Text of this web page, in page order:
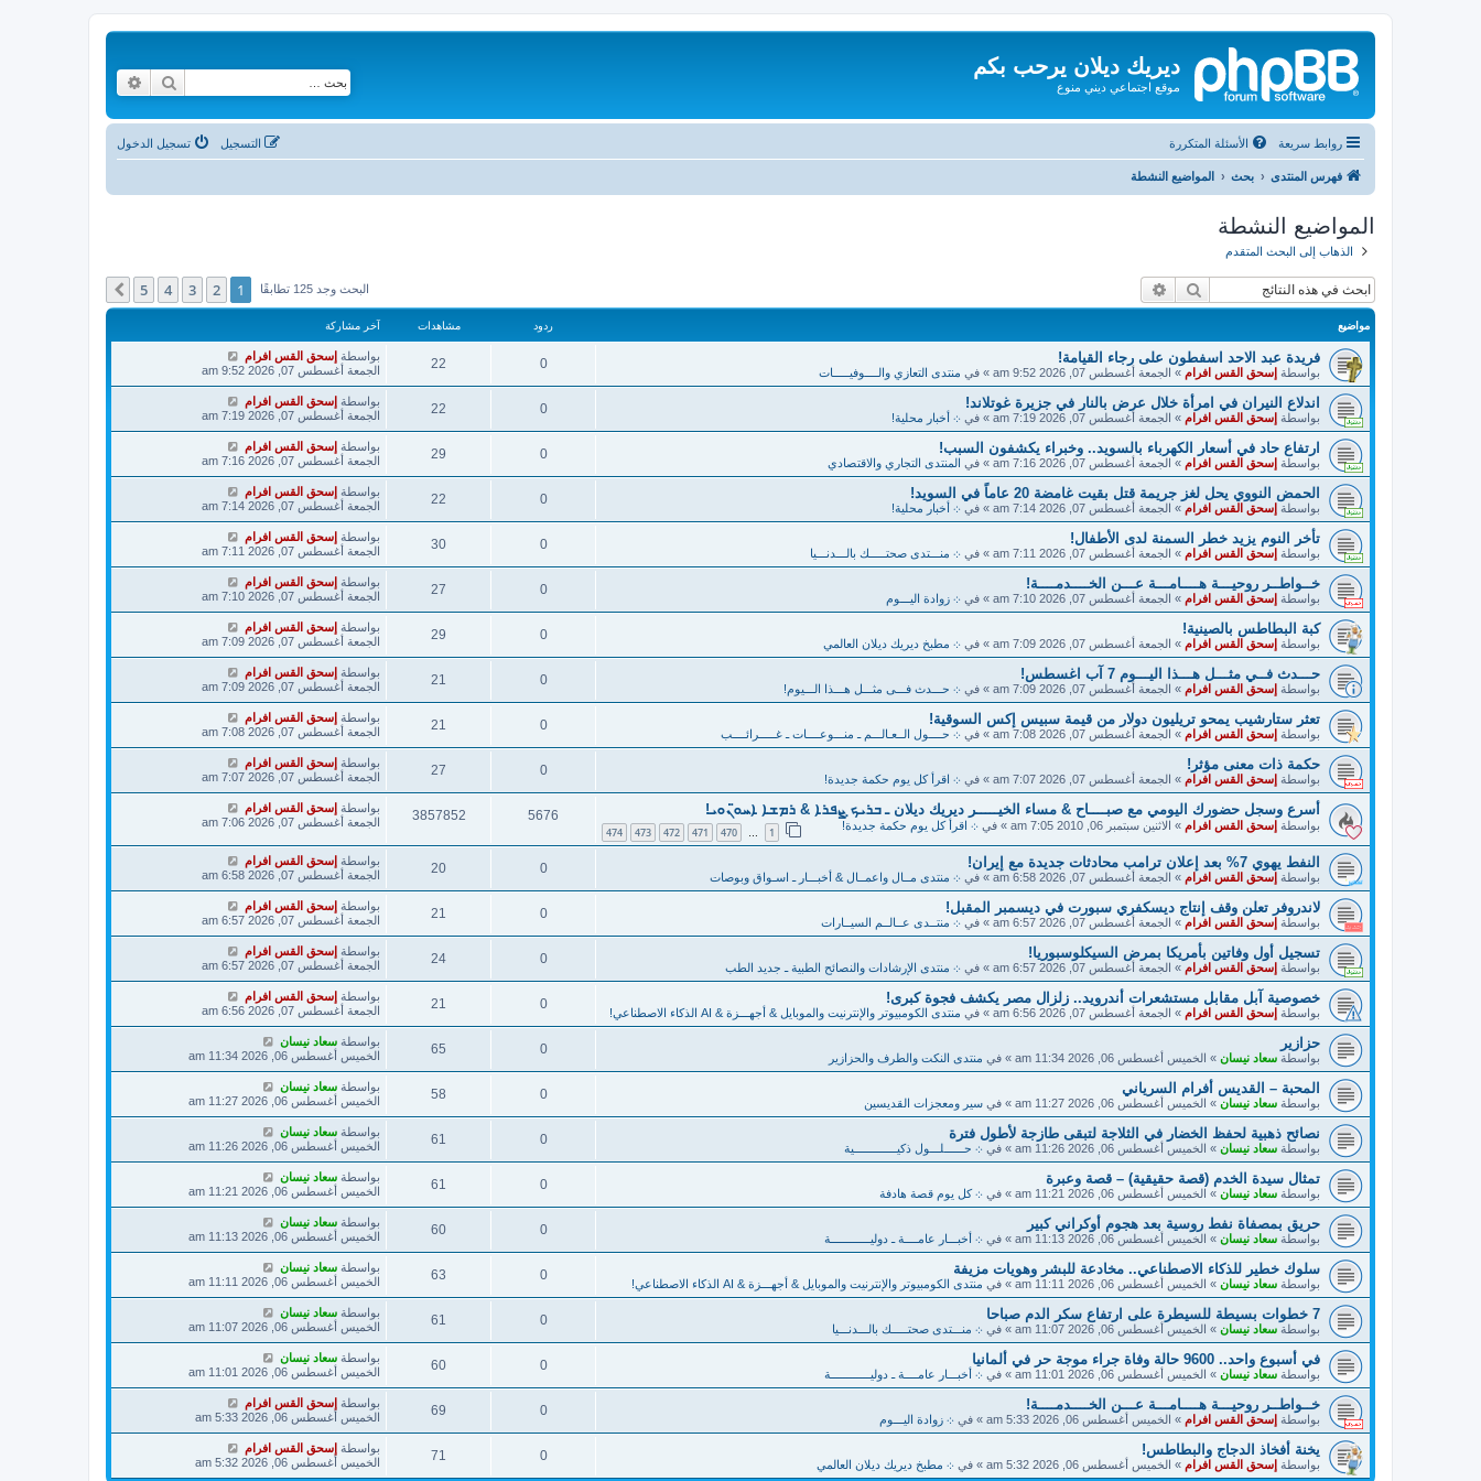
ديريك ديلان يرحب بكم
موقع اجتماعي ديني منوع بحث
روابط سريعة الأسئلة المتكررة تسجيل الدخول التسجيل
فهرس المنتدى بحث المواضيع النشطة
المواضيع النشطة
الذهاب إلى البحث المتقدم
بحث البحث وجد 125 تطابقًا 1
2
3
4
5 التالي
مواضيع ردود مشاهدات آخر مشاركة
فريدة عبد الاحد اسفطون على رجاء القيامة!
بواسطة إسحق القس افرام » الجمعة أغسطس 07, 2026 9:52 am » في منتدى التعازي والــــوفيـــــات
0
22 بواسطة إسحق القس افرام
الجمعة أغسطس 07, 2026 9:52 am
اندلاع النيران في امرأة خلال عرض بالنار في جزيرة غوتلاند!
بواسطة إسحق القس افرام » الجمعة أغسطس 07, 2026 7:19 am » في ܀ أخبار محلية!
0
22 بواسطة إسحق القس افرام
الجمعة أغسطس 07, 2026 7:19 am
ارتفاع حاد في أسعار الكهرباء بالسويد.. وخبراء يكشفون السبب!
بواسطة إسحق القس افرام » الجمعة أغسطس 07, 2026 7:16 am » في المنتدى التجاري والاقتصادي
0
29 بواسطة إسحق القس افرام
الجمعة أغسطس 07, 2026 7:16 am
الحمض النووي يحل لغز جريمة قتل بقيت غامضة 20 عاماً في السويد!
بواسطة إسحق القس افرام » الجمعة أغسطس 07, 2026 7:14 am » في ܀ أخبار محلية!
0
22 بواسطة إسحق القس افرام
الجمعة أغسطس 07, 2026 7:14 am
تأخر النوم يزيد خطر السمنة لدى الأطفال!
بواسطة إسحق القس افرام » الجمعة أغسطس 07, 2026 7:11 am » في ܀ منـــتدى صحتـــــك بالـــدنـــيا
0
30 بواسطة إسحق القس افرام
الجمعة أغسطس 07, 2026 7:11 am
خــواطــر روحيـــة هــــامـــة عـــن الخــــدمــــة!
بواسطة إسحق القس افرام » الجمعة أغسطس 07, 2026 7:10 am » في ܀ زوادة اليـــوم
0
27 بواسطة إسحق القس افرام
الجمعة أغسطس 07, 2026 7:10 am
كبة البطاطس بالصينية!
بواسطة إسحق القس افرام » الجمعة أغسطس 07, 2026 7:09 am » في ܀ مطبخ ديريك ديلان العالمي
0
29 بواسطة إسحق القس افرام
الجمعة أغسطس 07, 2026 7:09 am
حـــدث فــي مثـــل هـــذا اليـــوم 7 آب اغسطس!
بواسطة إسحق القس افرام » الجمعة أغسطس 07, 2026 7:09 am » في ܀ حـــدث فـــى مثـــل هـــذا الـــيوم!
0
21 بواسطة إسحق القس افرام
الجمعة أغسطس 07, 2026 7:09 am
تعثر ستارشيب يمحو تريليون دولار من قيمة سبيس إكس السوقية!
بواسطة إسحق القس افرام » الجمعة أغسطس 07, 2026 7:08 am » في ܀ حــــول الــعـالـــم ـ منـــوعــــات ـ غـــــرائــــب
0
21 بواسطة إسحق القس افرام
الجمعة أغسطس 07, 2026 7:08 am
حكمة ذات معنى مؤثر!
بواسطة إسحق القس افرام » الجمعة أغسطس 07, 2026 7:07 am » في ܀ اقرأ كل يوم حكمة جديدة!
0
27 بواسطة إسحق القس افرام
الجمعة أغسطس 07, 2026 7:07 am
أسرع وسجل حضورك اليومي مع صبــــاح & مساء الخيـــــر ديريك ديلان ـ ܒܪܝܟ̣ ܨܦܪܐ & ܪܡܫܐ ܐܚܘ̈ܢܘܝ!
بواسطة إسحق القس افرام » الاثنين سبتمبر 06, 2010 7:05 am » في ܀ اقرأ كل يوم حكمة جديدة! 1
…
470
471
472
473
474
5676
3857852 بواسطة إسحق القس افرام
الجمعة أغسطس 07, 2026 7:06 am
النفط يهوي 7% بعد إعلان ترامب محادثات جديدة مع إيران!
بواسطة إسحق القس افرام » الجمعة أغسطس 07, 2026 6:58 am » في ܀ منتدى مــال واعمــال & أخبـــار ـ اسـواق وبوصات
0
20 بواسطة إسحق القس افرام
الجمعة أغسطس 07, 2026 6:58 am
لاندروفر تعلن وقف إنتاج ديسكفري سبورت في ديسمبر المقبل!
بواسطة إسحق القس افرام » الجمعة أغسطس 07, 2026 6:57 am » في ܀ منتــدى عــالــم السيــارات
0
21 بواسطة إسحق القس افرام
الجمعة أغسطس 07, 2026 6:57 am
تسجيل أول وفاتين بأمريكا بمرض السيكلوسبوريا!
بواسطة إسحق القس افرام » الجمعة أغسطس 07, 2026 6:57 am » في ܀ منتدى الإرشادات والنصائح الطبية ـ جديد الطب
0
24 بواسطة إسحق القس افرام
الجمعة أغسطس 07, 2026 6:57 am
خصوصية آبل مقابل مستشعرات أندرويد.. زلزال مصر يكشف فجوة كبرى!
بواسطة إسحق القس افرام » الجمعة أغسطس 07, 2026 6:56 am » في منتدى الكومبيوتر والإنترنيت والموبايل & أجهـــزة & AI الذكاء الاصطناعي!
0
21 بواسطة إسحق القس افرام
الجمعة أغسطس 07, 2026 6:56 am
حزازير
بواسطة سعاد نيسان » الخميس أغسطس 06, 2026 11:34 am » في منتدى النكت والطرف والحزازير
0
65 بواسطة سعاد نيسان
الخميس أغسطس 06, 2026 11:34 am
المحبة – القديس أفرام السرياني
بواسطة سعاد نيسان » الخميس أغسطس 06, 2026 11:27 am » في سير ومعجزات القديسين
0
58 بواسطة سعاد نيسان
الخميس أغسطس 06, 2026 11:27 am
نصائح ذهبية لحفظ الخضار في الثلاجة لتبقى طازجة لأطول فترة
بواسطة سعاد نيسان » الخميس أغسطس 06, 2026 11:26 am » في ܀ حــــــلـــول ذكيـــــــــــــية
0
61 بواسطة سعاد نيسان
الخميس أغسطس 06, 2026 11:26 am
تمثال سيدة الخدم (قصة حقيقية) – قصة وعبرة
بواسطة سعاد نيسان » الخميس أغسطس 06, 2026 11:21 am » في ܀ كل يوم قصة هادفة
0
61 بواسطة سعاد نيسان
الخميس أغسطس 06, 2026 11:21 am
حريق بمصفاة نفط روسية بعد هجوم أوكراني كبير
بواسطة سعاد نيسان » الخميس أغسطس 06, 2026 11:13 am » في ܀ أخبـــار عامــــة ـ دوليــــــــــــة
0
60 بواسطة سعاد نيسان
الخميس أغسطس 06, 2026 11:13 am
سلوك خطير للذكاء الاصطناعي.. مخادعة للبشر وهويات مزيفة
بواسطة سعاد نيسان » الخميس أغسطس 06, 2026 11:11 am » في منتدى الكومبيوتر والإنترنيت والموبايل & أجهـــزة & AI الذكاء الاصطناعي!
0
63 بواسطة سعاد نيسان
الخميس أغسطس 06, 2026 11:11 am
7 خطوات بسيطة للسيطرة على ارتفاع سكر الدم صباحا
بواسطة سعاد نيسان » الخميس أغسطس 06, 2026 11:07 am » في ܀ منـــتدى صحتـــــك بالـــدنـــيا
0
61 بواسطة سعاد نيسان
الخميس أغسطس 06, 2026 11:07 am
في أسبوع واحد.. 9600 حالة وفاة جراء موجة حر في ألمانيا
بواسطة سعاد نيسان » الخميس أغسطس 06, 2026 11:01 am » في ܀ أخبـــار عامــــة ـ دوليــــــــــــة
0
60 بواسطة سعاد نيسان
الخميس أغسطس 06, 2026 11:01 am
خــواطــر روحيـــة هــــامـــة عـــن الخــــدمــــة!
بواسطة إسحق القس افرام » الخميس أغسطس 06, 2026 5:33 am » في ܀ زوادة اليـــوم
0
69 بواسطة إسحق القس افرام
الخميس أغسطس 06, 2026 5:33 am
يخنة أفخاذ الدجاج والبطاطس!
بواسطة إسحق القس افرام » الخميس أغسطس 06, 2026 5:32 am » في ܀ مطبخ ديريك ديلان العالمي
0
71 بواسطة إسحق القس افرام
الخميس أغسطس 06, 2026 5:32 am